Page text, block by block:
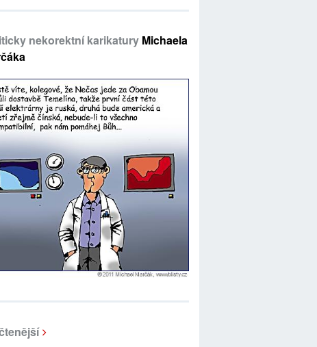
nekorektní karikatury Michaela